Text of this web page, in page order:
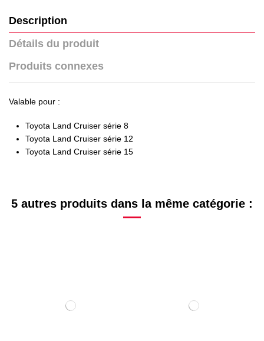
Description
Détails du produit
Produits connexes
Valable pour :
Toyota Land Cruiser série 8
Toyota Land Cruiser série 12
Toyota Land Cruiser série 15
5 autres produits dans la même catégorie :